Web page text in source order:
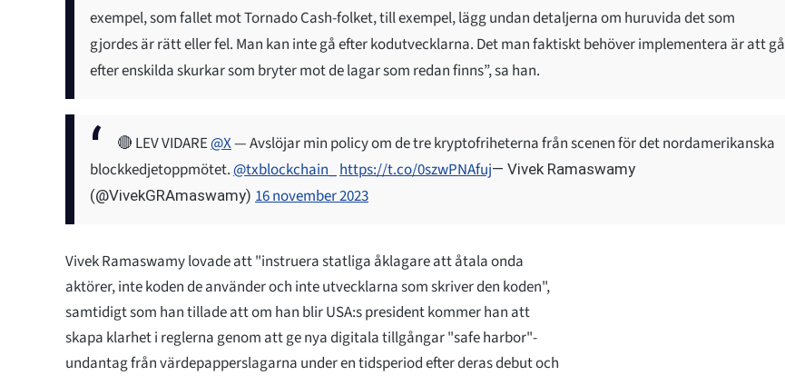
exempel, som fallet mot Tornado Cash-folket, till exempel, lägg undan detaljerna om huruvida det som
gjordes är rätt eller fel. Man kan inte gå efter kodutvecklarna. Det man faktiskt behöver implementera är att gå
efter enskilda skurkar som bryter mot de lagar som redan finns”, sa han.
🔴 LEV VIDARE@X— Avslöjar min policy om de tre kryptofriheterna från scenen för det nordamerikanska
blockkedjetoppmötet.@txblockchain_ https://t.co/0szwPNAfuj— Vivek Ramaswamy
(@VivekGRAmaswamy) 16 november 2023
Vivek Ramaswamy lovade att "instruera statliga åklagare att åtala onda
aktörer, inte koden de använder och inte utvecklarna som skriver den koden",
samtidigt som han tillade att om han blir USA:s president kommer han att
skapa klarhet i reglerna genom att ge nya digitala tillgångar "safe harbor"-
undantag från värdepapperslagarna under en tidsperiod efter deras debut och